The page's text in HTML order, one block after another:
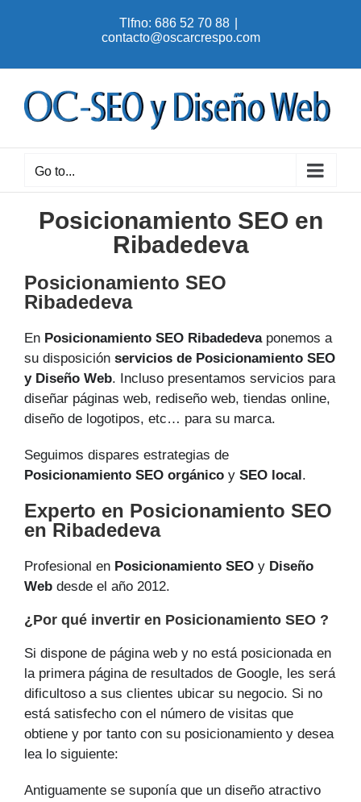
Tlfno: 686 52 70 88
contacto@oscarcrespo.com
Go to...
Posicionamiento SEO en
Ribadedeva
Posicionamiento SEO
Ribadedeva
En Posicionamiento SEO Ribadedevaponemos a
su disposición servicios de Posicionamiento SEO
y Diseño Web. Incluso presentamos servicios para
diseñar páginas web, rediseño web, tiendas online,
diseño de logotipos, etc… para su marca.
Seguimos dispares estrategias de
Posicionamiento SEO orgánico y SEO local .
Experto en Posicionamiento SEO
en Ribadedeva
Profesional en Posicionamiento SEO y Diseño
Web desde el año 2012.
¿Por qué invertir en Posicionamiento SEO ?
Si dispone de página web y no está posicionada en
la primera página de resultados de Google, les será
dificultoso a sus clientes ubicar su negocio. Si no
está satisfecho con el número de visitas que
obtiene y por tanto con su posicionamiento y desea
lea lo siguiente:
Antiguamente se suponía que un diseño atractivo